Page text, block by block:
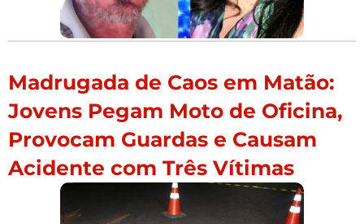
Madrugada de Caos em Matão:
Jovens Pegam Moto de Oficina,
Provocam Guardas e Causam
Acidente com Três Vítimas